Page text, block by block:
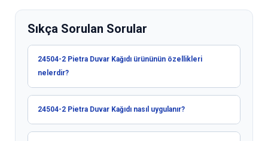
Sıkça Sorulan Sorular
24504-2 Pietra Duvar Kağıdı ürününün özellikleri
nelerdir?
24504-2 Pietra Duvar Kağıdı nasıl uygulanır?